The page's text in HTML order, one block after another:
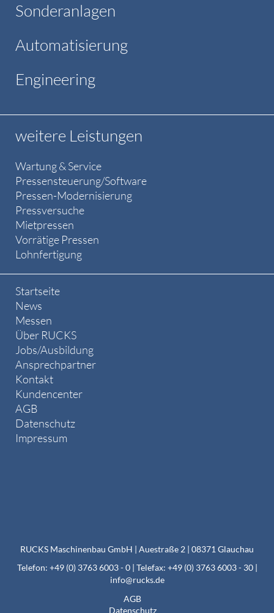
Sonderanlagen
Automatisierung
Engineering
weitere Leistungen
Wartung & Service
Pressensteuerung/Software
Pressen-Modernisierung
Pressversuche
Mietpressen
Vorrätige Pressen
Lohnfertigung
Startseite
News
Messen
Über RUCKS
Jobs/Ausbildung
Ansprechpartner
Kontakt
Kundencenter
AGB
Datenschutz
Impressum
RUCKS Maschinenbau GmbH | Auestraße 2 | 08371 Glauchau
Telefon: +49 (0) 3763 6003 - 0 | Telefax: +49 (0) 3763 6003 - 30 |
info@rucks.de
AGB
Datenschutz